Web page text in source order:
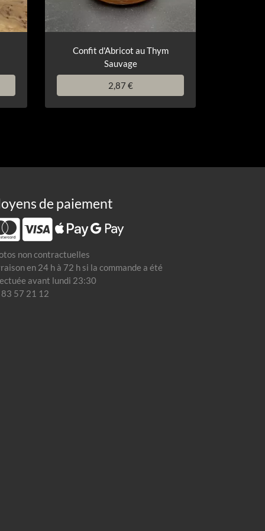
Confit d'Abricot au Thym
Sauvage
2,87 €
de paiement
non contractuelles
en 24 h à 72 h si la commande a été
avant lundi 23:30
57 21 12